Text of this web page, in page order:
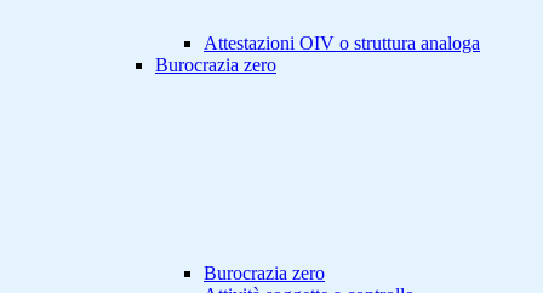
Attestazioni OIV o struttura analoga
Burocrazia zero
Burocrazia zero